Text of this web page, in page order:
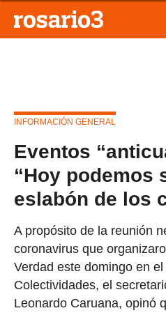
INFORMACIÓN GENERAL
Eventos
“Hoy podemos
eslabón de los
A propósito de la reunión
coronavirus que
Verdad este domingo en
Colectividades, el
Leonardo Caruana, opinó